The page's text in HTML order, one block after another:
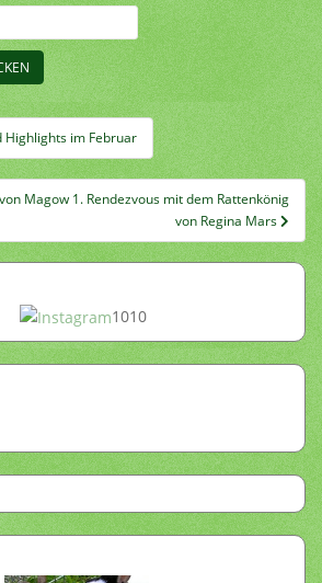
Highlights im Februar
Magow 1. Rendezvous mit dem Rattenkönig
von Regina Mars
1010